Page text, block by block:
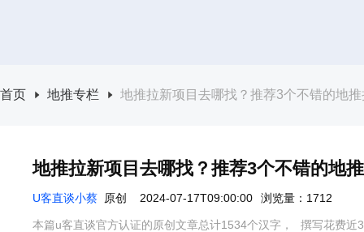
首页 地推专栏 地推拉新项目去哪找？推荐3个不错的地
地推拉新项目去哪找？推荐3个不错的地
U客直谈小蔡 原创 2024-07-17T09:00:00 浏览量：1712
本篇u客直谈官方认证的原创文章总计1534个汉字， 撰写花费近